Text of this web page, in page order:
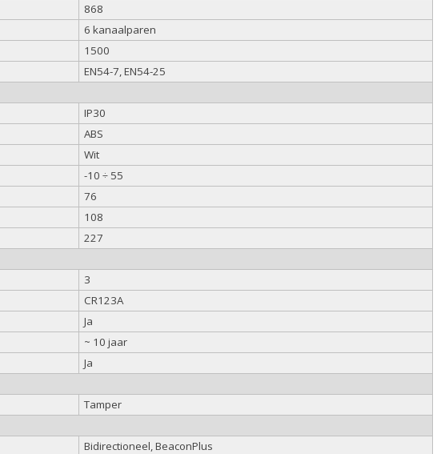
868
6 kanaalparen
1500
EN54-7, EN54-25
IP30
ABS
Wit
-10 ÷ 55
76
108
227
3
CR123A
Ja
~ 10 jaar
Ja
Tamper
Bidirectioneel, BeaconPlus